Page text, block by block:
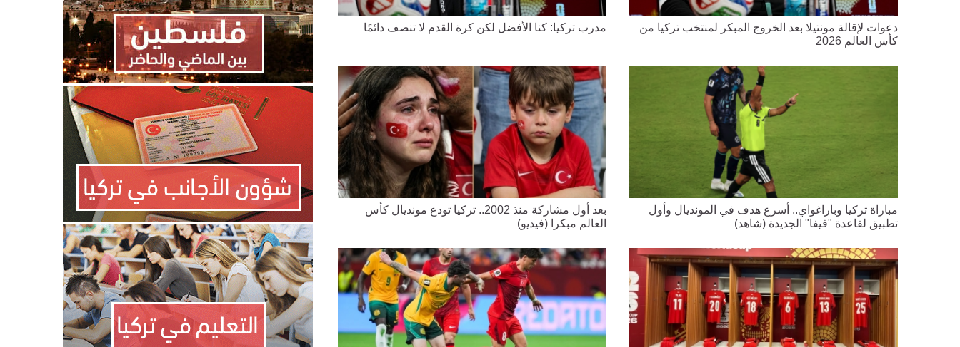
دعوات لإقالة مونتيلا بعد الخروج المبكر لمنتخب تركيا من
كأس العالم 2026
مدرب تركيا: كنا الأفضل لكن كرة القدم لا تنصف دائمًا
مباراة تركيا وباراغواي.. أسرع هدف في المونديال وأول
تطبيق لقاعدة "فيفا" الجديدة (شاهد)
بعد أول مشاركة منذ 2002.. تركيا تودع مونديال كأس
العالم مبكرا (فيديو)